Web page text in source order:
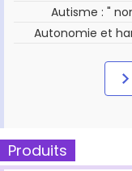
Autisme : "
Autonomie et
Produits